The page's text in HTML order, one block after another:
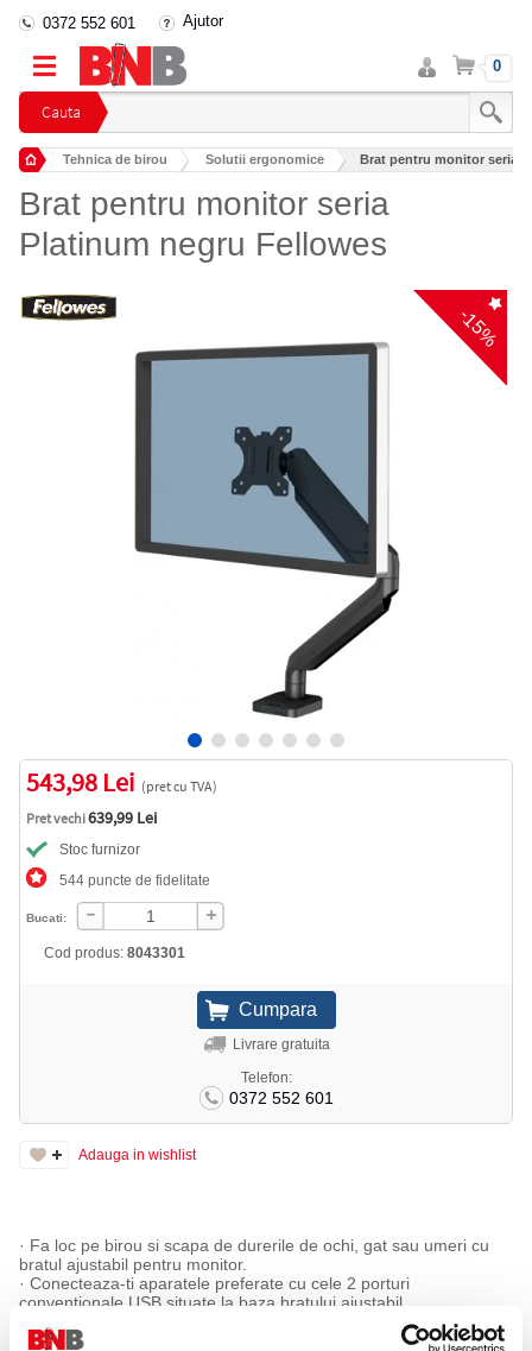
Cauta
0372 552 601 Ajutor
Intra
in
cont
Cos 0
Tehnica de birou Solutii ergonomice Brat pentru monitor seria
Brat pentru monitor seria
Platinum negru Fellowes
-15%
543,98 Lei (pret cu TVA)
Pret vechi639,99 Lei
Stoc furnizor
544 puncte de fidelitate
Bucati:
Cod produs: 8043301
Livrare gratuita
Telefon:
0372 552 601
Adauga in wishlist
· Fa loc pe birou si scapa de durerile de ochi, gat sau umeri cu
bratul ajustabil pentru monitor.
· Conecteaza-ti aparatele preferate cu cele 2 porturi
conventionale USB situate la baza bratului ajustabil.
· Bratul, ajusteaza usor monitorul in sus si in jos pe o raza de 15”.
· Reglare usoara si fara effort cu noua tehnologie a bratului